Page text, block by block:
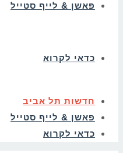
פאשן & לייף סטייל
כדאי לקרוא
חדשות תל אביב
פאשן & לייף סטייל
כדאי לקרוא